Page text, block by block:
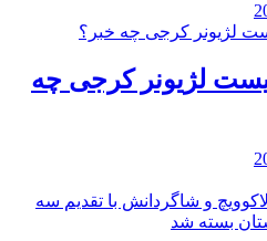
لژیونر کرجی چه